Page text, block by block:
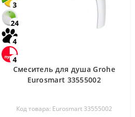
3
24
4
4
Смеситель для душа Grohe
Eurosmart 33555002
Код товара: Eurosmart 33555002